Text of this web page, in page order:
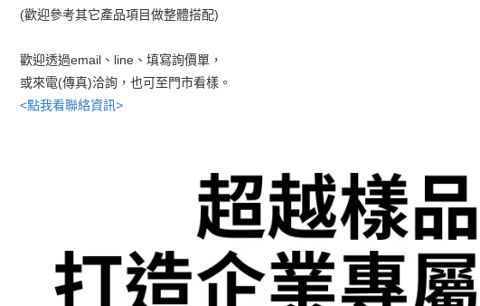
(歡迎參考其它產品項目做整體搭配)
歡迎透過email、line、填寫詢價單，
或來電(傳真)洽詢，也可至門市看樣。
<點我看聯絡資訊>